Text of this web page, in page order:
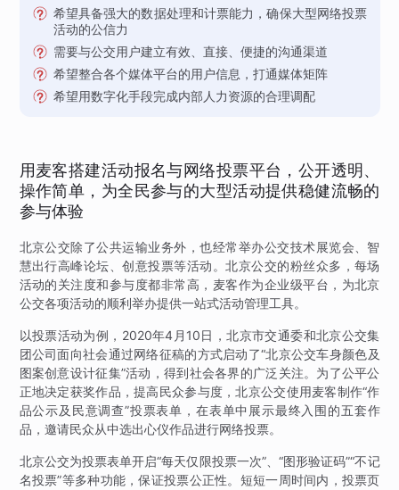
希望具备强大的数据处理和计票能力，确保大型网络投票
活动的公信力
需要与公交用户建立有效、直接、便捷的沟通渠道
希望整合各个媒体平台的用户信息，打通媒体矩阵
希望用数字化手段完成内部人力资源的合理调配
用麦客搭建活动报名与网络投票平台，公开透明、
操作简单，为全民参与的大型活动提供稳健流畅的
参与体验
北京公交除了公共运输业务外，也经常举办公交技术展览会、智
慧出行高峰论坛、创意投票等活动。北京公交的粉丝众多，每场
活动的关注度和参与度都非常高，麦客作为企业级平台，为北京
公交各项活动的顺利举办提供一站式活动管理工具。
以投票活动为例，2020年4月10日，北京市交通委和北京公交集
团公司面向社会通过网络征稿的方式启动了“北京公交车身颜色及
图案创意设计征集”活动，得到社会各界的广泛关注。为了公平公
正地决定获奖作品，提高民众参与度，北京公交使用麦客制作“作
品公示及民意调查”投票表单，在表单中展示最终入围的五套作
品，邀请民众从中选出心仪作品进行网络投票。
北京公交为投票表单开启“每天仅限投票一次”、“图形验证码”“不记
名投票”等多种功能，保证投票公正性。短短一周时间内，投票页